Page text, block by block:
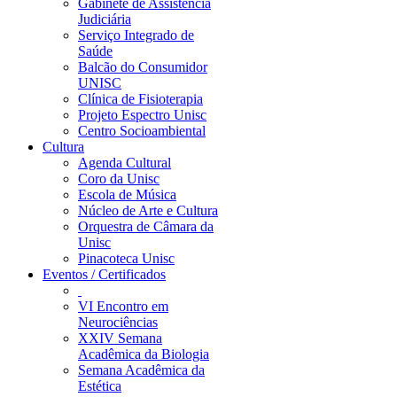
Gabinete de Assistência
Judiciária
Serviço Integrado de
Saúde
Balcão do Consumidor
UNISC
Clínica de Fisioterapia
Projeto Espectro Unisc
Centro Socioambiental
Cultura
Agenda Cultural
Coro da Unisc
Escola de Música
Núcleo de Arte e Cultura
Orquestra de Câmara da
Unisc
Pinacoteca Unisc
Eventos / Certificados
VI Encontro em
Neurociências
XXIV Semana
Acadêmica da Biologia
Semana Acadêmica da
Estética